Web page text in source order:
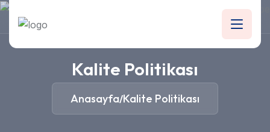
Kalite Politikası
Anasayfa/Kalite Politikası